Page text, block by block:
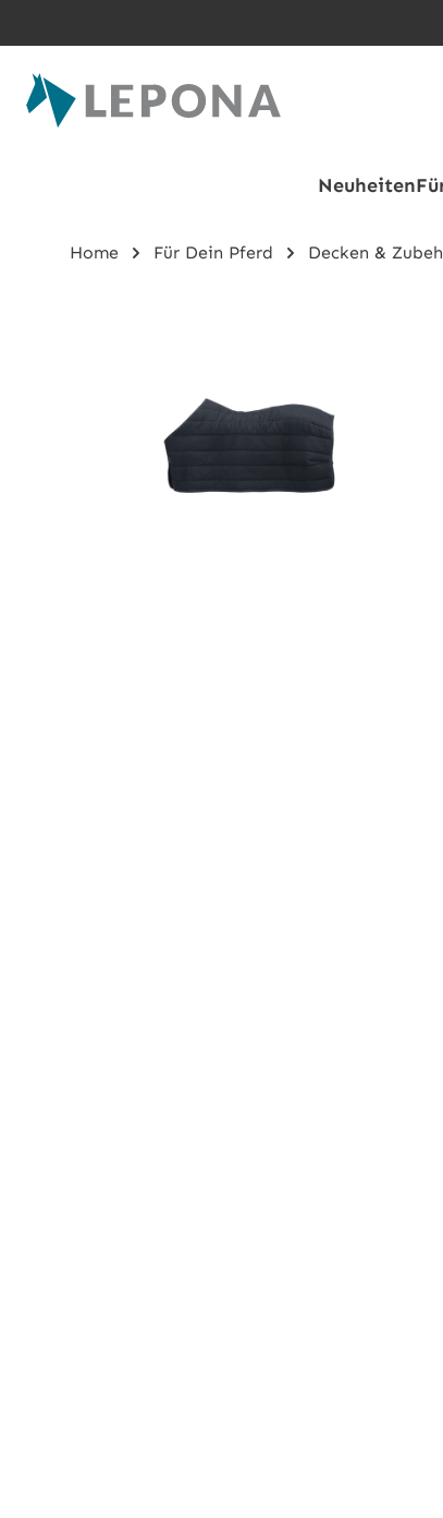
Neuheiten
Home Für Dein Pferd Decken &